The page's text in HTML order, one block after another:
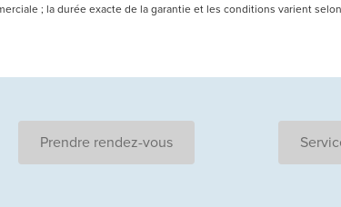
; la durée exacte de la garantie et les conditions varient
Prendre rendez-vous